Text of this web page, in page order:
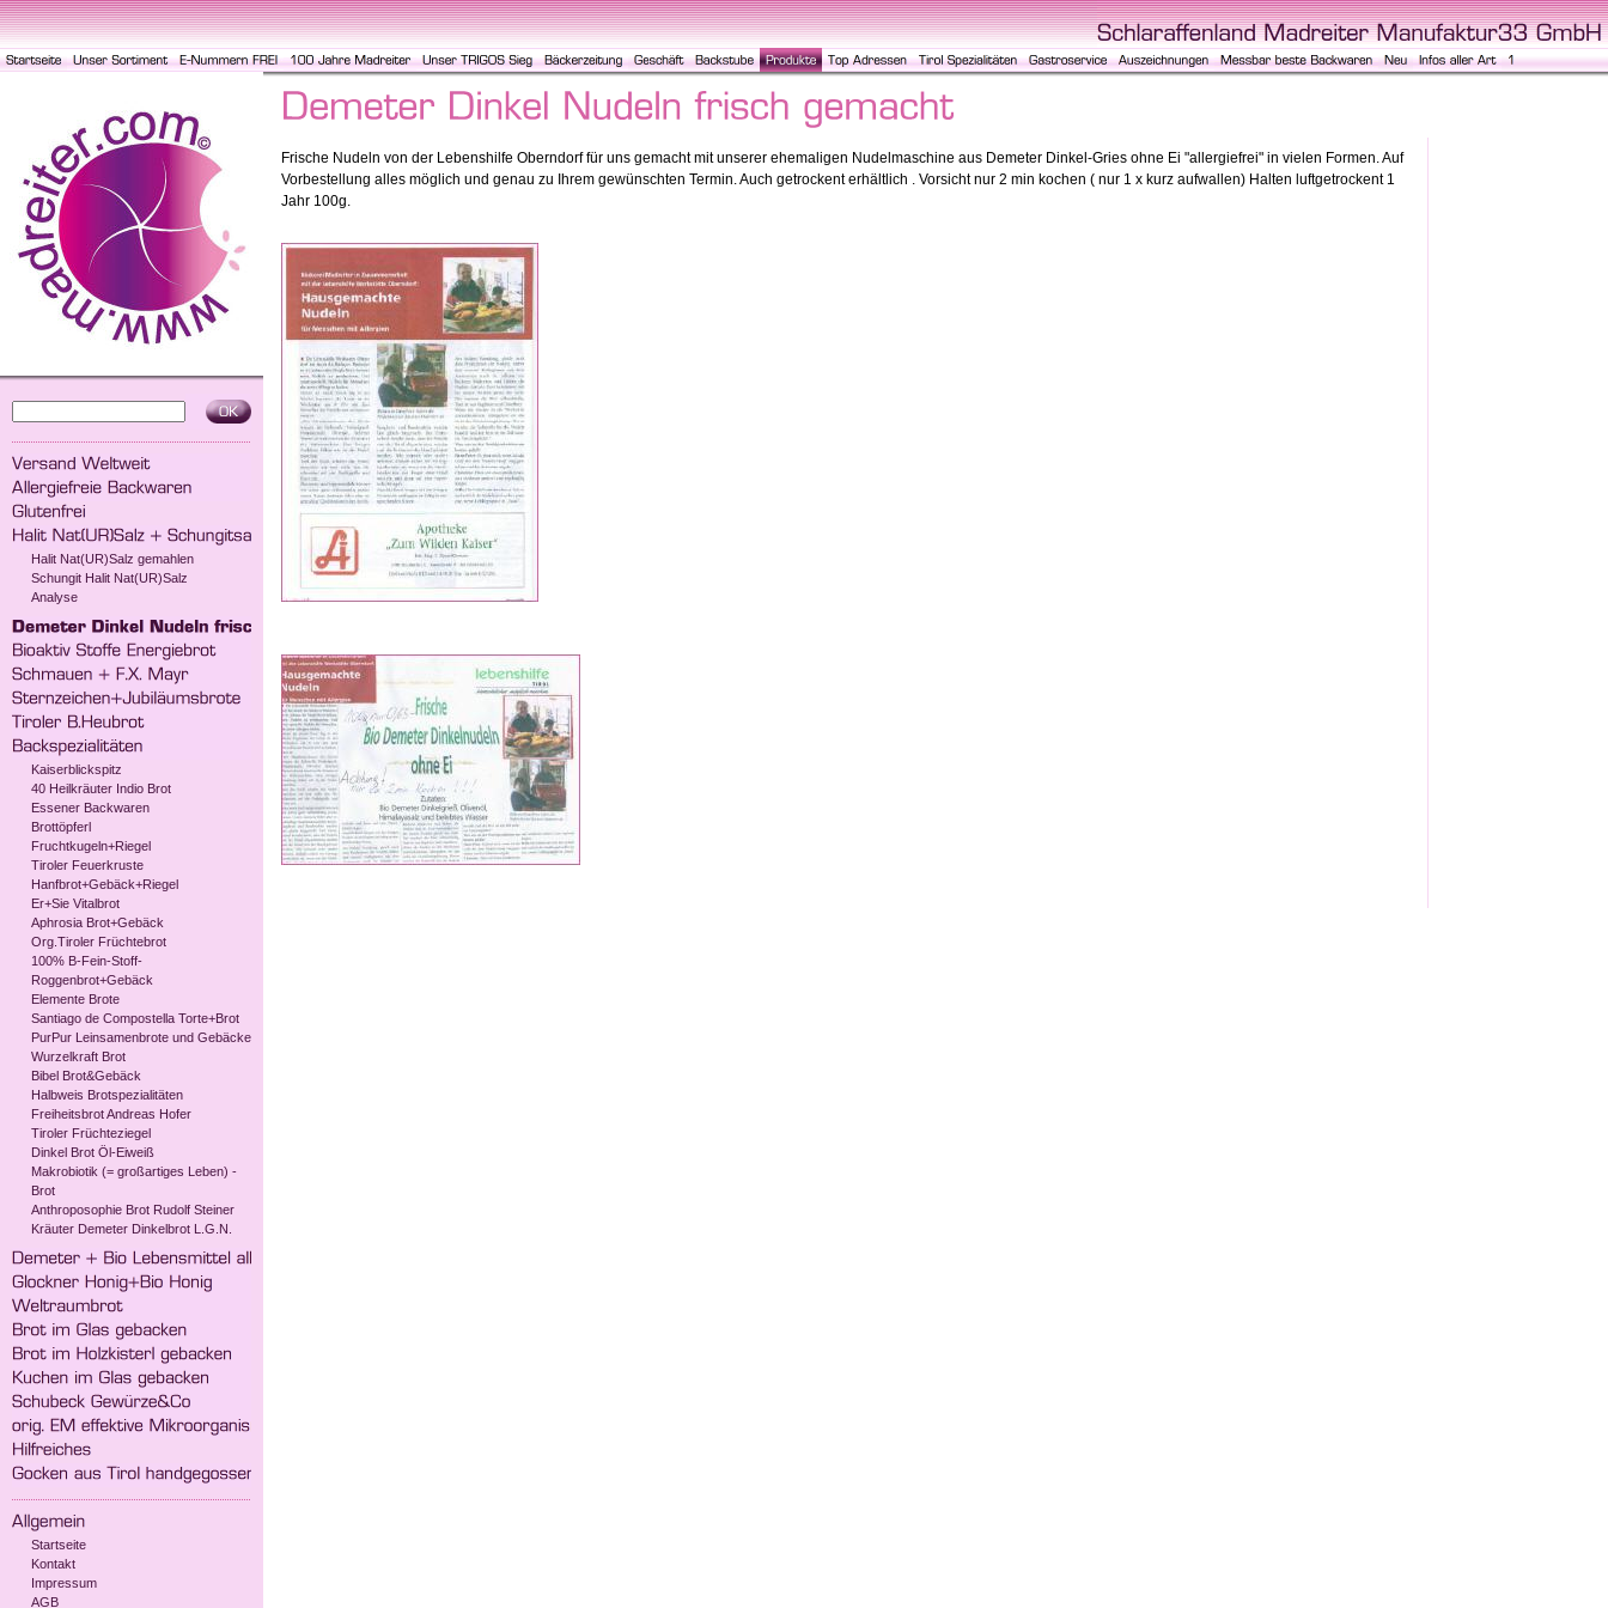
Halit Nat(UR)Salz gemahlen
Schungit Halit Nat(UR)Salz
Analyse
Kaiserblickspitz
40 Heilkräuter Indio Brot
Essener Backwaren
Brottöpferl
Fruchtkugeln+Riegel
Tiroler Feuerkruste
Hanfbrot+Gebäck+Riegel
Er+Sie Vitalbrot
Aphrosia Brot+Gebäck
Org.Tiroler Früchtebrot
100% B-Fein-Stoff-
Roggenbrot+Gebäck
Elemente Brote
Santiago de Compostella Torte+Brot
PurPur Leinsamenbrote und Gebäcke
Wurzelkraft Brot
Bibel Brot&Gebäck
Halbweis Brotspezialitäten
Freiheitsbrot Andreas Hofer
Tiroler Früchteziegel
Dinkel Brot Öl-Eiweiß
Makrobiotik (= großartiges Leben) -
Brot
Anthroposophie Brot Rudolf Steiner
Kräuter Demeter Dinkelbrot L.G.N.
Startseite
Kontakt
Impressum
AGB
Frische Nudeln von der Lebenshilfe Oberndorf für uns gemacht mit unserer ehemaligen Nudelmaschine aus Demeter Dinkel-Gries ohne Ei "allergiefrei" in vielen Formen. Auf
Vorbestellung alles möglich und genau zu Ihrem gewünschten Termin. Auch getrockent erhältlich . Vorsicht nur 2 min kochen ( nur 1 x kurz aufwallen) Halten luftgetrockent 1
Jahr 100g.